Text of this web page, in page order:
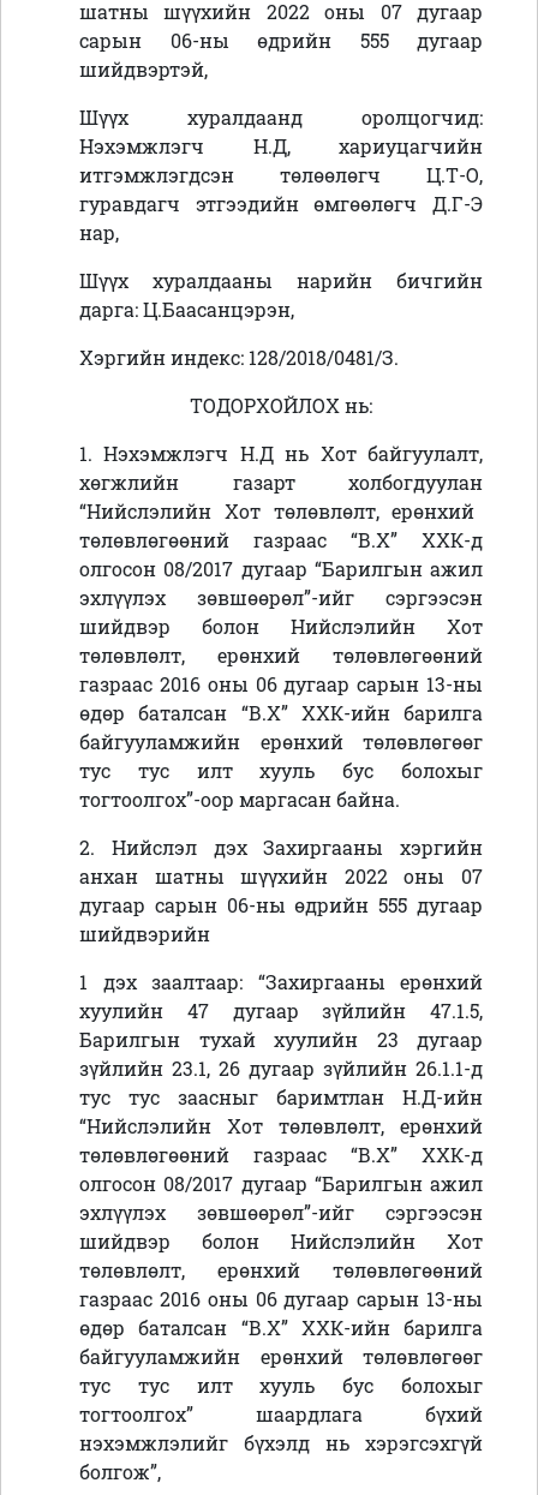
шатны шүүхийн 2022 оны 07 дугаар
сарын 06-ны өдрийн 555 дугаар
шийдвэртэй,
Шүүх хуралдаанд оролцогчид:
Нэхэмжлэгч Н.Д, хариуцагчийн
итгэмжлэгдсэн төлөөлөгч Ц.Т-О,
гуравдагч этгээдийн өмгөөлөгч Д.Г-Э
нар,
Шүүх хуралдааны нарийн бичгийн
дарга: Ц.Баасанцэрэн,
Хэргийн индекс: 128/2018/0481/З.
ТОДОРХОЙЛОХ нь:
1. Нэхэмжлэгч Н.Д нь Хот байгуулалт,
хөгжлийн газарт холбогдуулан
“Нийслэлийн Хот төлөвлөлт, ерөнхий
төлөвлөгөөний газраас “В.Х” ХХК-д
олгосон 08/2017 дугаар “Барилгын ажил
эхлүүлэх зөвшөөрөл”-ийг сэргээсэн
шийдвэр болон Нийслэлийн Хот
төлөвлөлт, ерөнхий төлөвлөгөөний
газраас 2016 оны 06 дугаар сарын 13-ны
өдөр баталсан “В.Х” ХХК-ийн барилга
байгууламжийн ерөнхий төлөвлөгөөг
тус тус илт хууль бус болохыг
тогтоолгох”-оор маргасан байна.
2. Нийслэл дэх Захиргааны хэргийн
анхан шатны шүүхийн 2022 оны 07
дугаар сарын 06-ны өдрийн 555 дугаар
шийдвэрийн
1 дэх заалтаар: “Захиргааны ерөнхий
хуулийн 47 дугаар зүйлийн 47.1.5,
Барилгын тухай хуулийн 23 дугаар
зүйлийн 23.1, 26 дугаар зүйлийн 26.1.1-д
тус тус заасныг баримтлан Н.Д-ийн
“Нийслэлийн Хот төлөвлөлт, ерөнхий
төлөвлөгөөний газраас “В.Х” ХХК-д
олгосон 08/2017 дугаар “Барилгын ажил
эхлүүлэх зөвшөөрөл”-ийг сэргээсэн
шийдвэр болон Нийслэлийн Хот
төлөвлөлт, ерөнхий төлөвлөгөөний
газраас 2016 оны 06 дугаар сарын 13-ны
өдөр баталсан “В.Х” ХХК-ийн барилга
байгууламжийн ерөнхий төлөвлөгөөг
тус тус илт хууль бус болохыг
тогтоолгох” шаардлага бүхий
нэхэмжлэлийг бүхэлд нь хэрэгсэхгүй
болгож”,